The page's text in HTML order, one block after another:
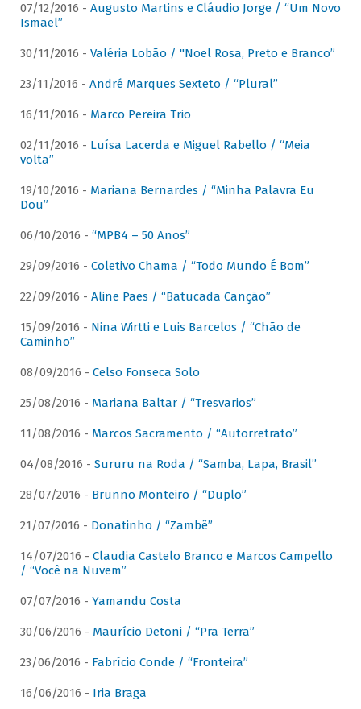
07/12/2016 - Augusto Martins e Cláudio Jorge / “Um Novo
Ismael”
30/11/2016 - Valéria Lobão / "Noel Rosa, Preto e Branco”
23/11/2016 - André Marques Sexteto / “Plural”
16/11/2016 - Marco Pereira Trio
02/11/2016 - Luísa Lacerda e Miguel Rabello / “Meia
volta”
19/10/2016 - Mariana Bernardes / “Minha Palavra Eu
Dou”
06/10/2016 - “MPB4 – 50 Anos”
29/09/2016 - Coletivo Chama / “Todo Mundo É Bom”
22/09/2016 - Aline Paes / “Batucada Canção”
15/09/2016 - Nina Wirtti e Luis Barcelos / “Chão de
Caminho”
08/09/2016 - Celso Fonseca Solo
25/08/2016 - Mariana Baltar / “Tresvarios”
11/08/2016 - Marcos Sacramento / “Autorretrato”
04/08/2016 - Sururu na Roda / “Samba, Lapa, Brasil”
28/07/2016 - Brunno Monteiro / “Duplo”
21/07/2016 - Donatinho / “Zambê”
14/07/2016 - Claudia Castelo Branco e Marcos Campello
/ “Você na Nuvem”
07/07/2016 - Yamandu Costa
30/06/2016 - Maurício Detoni / “Pra Terra”
23/06/2016 - Fabrício Conde / “Fronteira”
16/06/2016 - Iria Braga